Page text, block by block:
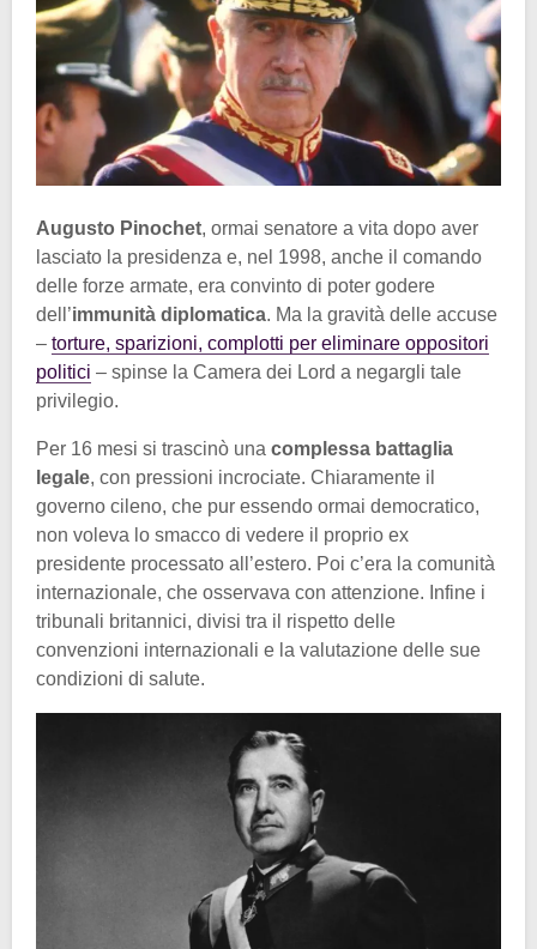
Augusto Pinochet, ormai senatore a vita dopo aver
lasciato la presidenza e, nel 1998, anche il comando
delle forze armate, era convinto di poter godere
dell’immunità diplomatica. Ma la gravità delle accuse
– torture, sparizioni, complotti per eliminare oppositori
politici – spinse la Camera dei Lord a negargli tale
privilegio.
Per 16 mesi si trascinò una complessa battaglia
legale, con pressioni incrociate. Chiaramente il
governo cileno, che pur essendo ormai democratico,
non voleva lo smacco di vedere il proprio ex
presidente processato all’estero. Poi c’era la comunità
internazionale, che osservava con attenzione. Infine i
tribunali britannici, divisi tra il rispetto delle
convenzioni internazionali e la valutazione delle sue
condizioni di salute.